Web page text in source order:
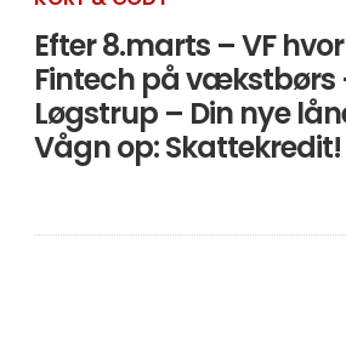
Efter 8.marts – VF
Fintech på vækstbørs
Løgstrup – Din nye
Vågn op: Skattekredit!